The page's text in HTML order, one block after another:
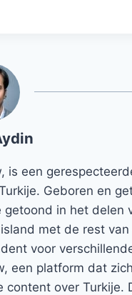
is een
Geboren en
in het delen
met de rest
voor
een platform dat
over Turkije.